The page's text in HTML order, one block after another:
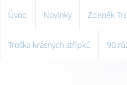
Úvod Novinky Zdeněk
Troška krásných střípků 90